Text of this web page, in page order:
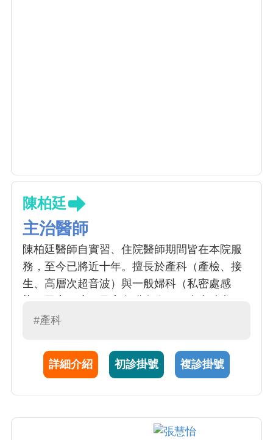
陳柏廷
主治醫師
陳柏廷醫師自實習、住院醫師期間皆在本院服
務，至今已將近十年。擅長於產科（產檢、接
生、高層次超音波）與一般婦科（私密處感
饋陳醫師親切、用心，相信陳醫師能給予女性
#產科
詳細介紹 初診掛號 複診掛號